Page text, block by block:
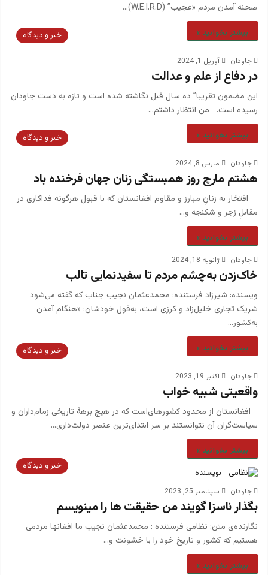
صحنه آمدن مردم «عجیب” (W.E.I.R.D)…
بیشتر بخوانید » خبر و دیدگاه
جاودان آوریل 1, 2024
در دفاع از علم و عدالت
این مضمون تقریبا” ده سال قبل نگاشته شده است و تازه به دست جاودان
رسیده است. من انتظار داشتم…
بیشتر بخوانید » خبر و دیدگاه
جاودان مارس 8, 2024
هشتم مارچ روز همبستگی زنان جهان فرخنده باد
افتخار به زنانِ مبارز و مقاوم افغانستان که با قبول هرگونه فداکاری در
مقابلِ زجر و شکنجه و…
بیشتر بخوانید »
جاودان ژانویه 18, 2024
خاک‌زدن به‌چشم مردم تا سفیدنمایی تالب
ویسنده‌: شیرزاد فرستنده: محمدعثمان نجیب جناب که گفته می‌شود
شریک تجاری خلیل‌زاد و کرزی است، به‌قول خودشان: «هنگام آمدن
به‌کشور…
بیشتر بخوانید » خبر و دیدگاه
جاودان اکتبر 19, 2023
واقعیتی شبیه خواب
افغانستان‌ از محدود‌ کشور‌های‌است که در هیچ برهۀ تاریخی زمام‌داران و
سیاست‌گران آن نتوانستند بر سر ابتدای‌ترین عنصر دولت‌داری‌…
بیشتر بخوانید »
خبر و دیدگاه
جاودان سپتامبر 25, 2023
بگذار ناسزا گویند من حقیقت ها را مینویسم
نگارنده‌ی متن: نظامی فرستنده : محمدعثمان نجيب ما افغانها مردمی
هستیم که کشور و تاریخ خود را با خشونت و…
بیشتر بخوانید »